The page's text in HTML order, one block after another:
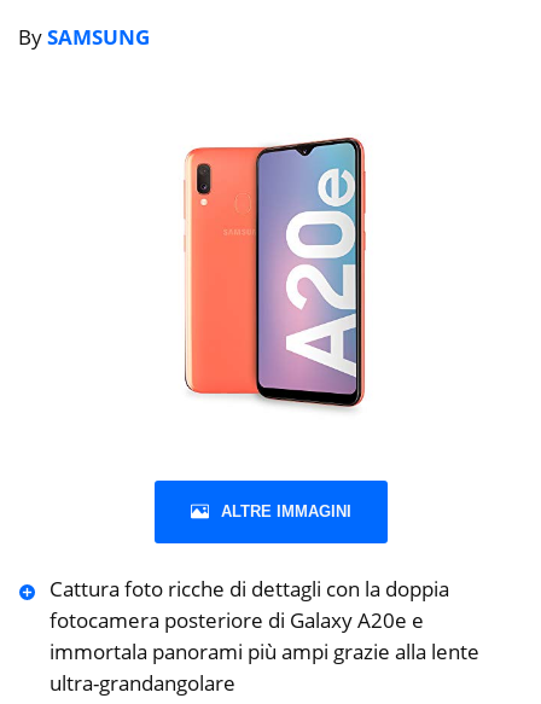
BySAMSUNG
ALTRE IMMAGINI
Cattura foto ricche di dettagli con la doppia
fotocamera posteriore di Galaxy A20e e
immortala panorami più ampi grazie alla lente
ultra-grandangolare